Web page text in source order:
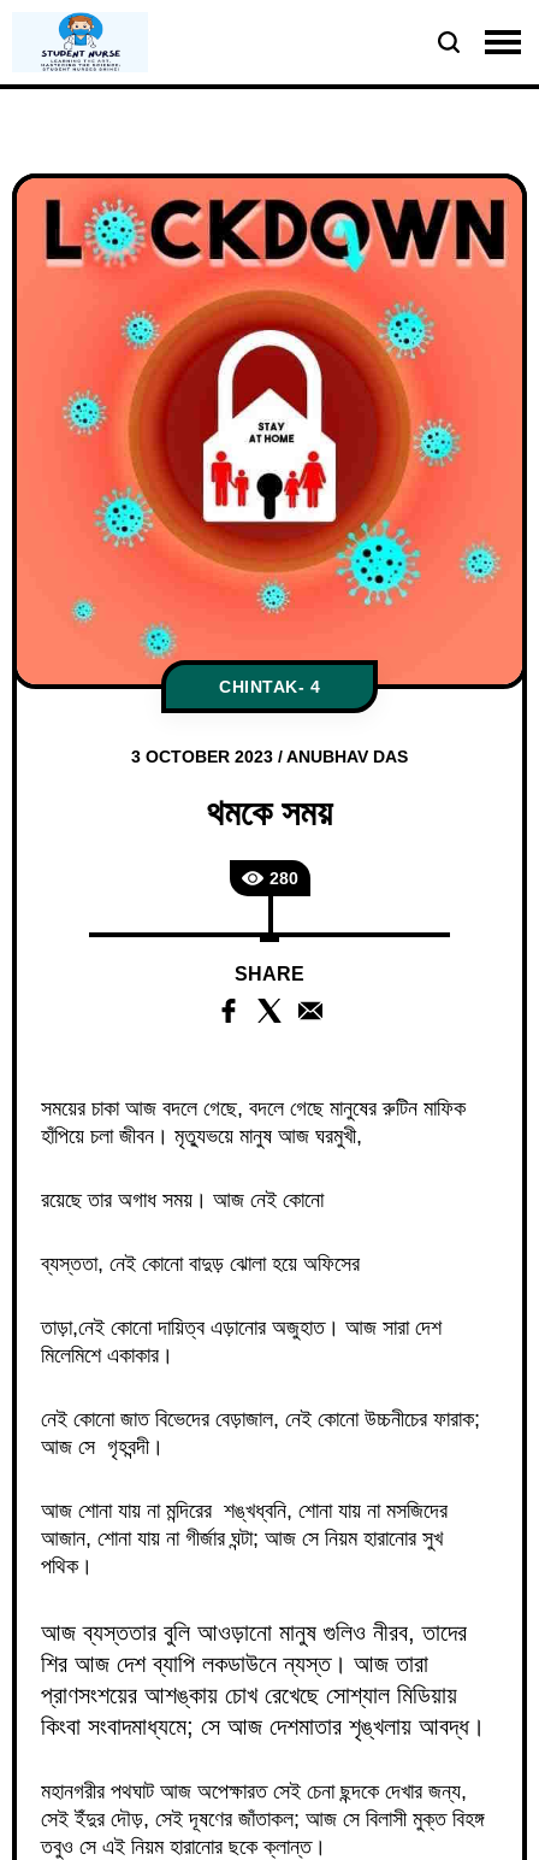
CHINTAK- 4
3 OCTOBER 2023 /ANUBHAV DAS
থমকে সময়
280
SHARE
সময়ের চাকা আজ বদলে গেছে, বদলে গেছে মানুষের রুটিন মাফিক
হাঁপিয়ে চলা জীবন। মৃত্যুভয়ে মানুষ আজ ঘরমুখী,
রয়েছে তার অগাধ সময়। আজ নেই কোনো
ব্যস্ততা, নেই কোনো বাদুড় ঝোলা হয়ে অফিসের
তাড়া,নেই কোনো দায়িত্ব এড়ানোর অজুহাত। আজ সারা দেশ
মিলেমিশে একাকার।
নেই কোনো জাত বিভেদের বেড়াজাল, নেই কোনো উচ্চনীচের ফারাক;
আজ সে গৃহবন্দী।
আজ শোনা যায় না মন্দিরের শঙ্খধ্বনি, শোনা যায় না মসজিদের
আজান, শোনা যায় না গীর্জার ঘন্টা; আজ সে নিয়ম হারানোর সুখ
পথিক।
আজ ব্যস্ততার বুলি আওড়ানো মানুষ গুলিও নীরব, তাদের
শির আজ দেশ ব্যাপি লকডাউনে ন্যস্ত। আজ তারা
প্রাণসংশয়ের আশঙ্কায় চোখ রেখেছে সোশ্যাল মিডিয়ায়
কিংবা সংবাদমাধ্যমে; সে আজ দেশমাতার শৃঙ্খলায় আবদ্ধ।
মহানগরীর পথঘাট আজ অপেক্ষারত সেই চেনা ছন্দকে দেখার জন্য,
সেই ইঁদুর দৌড়, সেই দূষণের জাঁতাকল; আজ সে বিলাসী মুক্ত বিহঙ্গ
তবুও সে এই নিয়ম হারানোর ছকে ক্লান্ত।